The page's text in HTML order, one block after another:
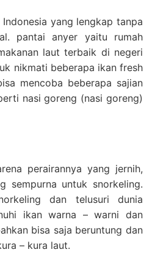
yang lengkap tanpa
pantai anyer yaitu rumah
laut terbaik di negeri
nikmati beberapa ikan fresh
mencoba beberapa sajian
nasi goreng (nasi goreng)
perairannya yang jernih,
sempurna untuk snorkeling.
dan telusuri dunia
ikan warna – warni dan
bisa saja beruntung dan
– kura laut.